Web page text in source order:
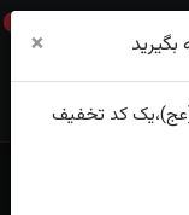
0
×
،یک کد تخفیف